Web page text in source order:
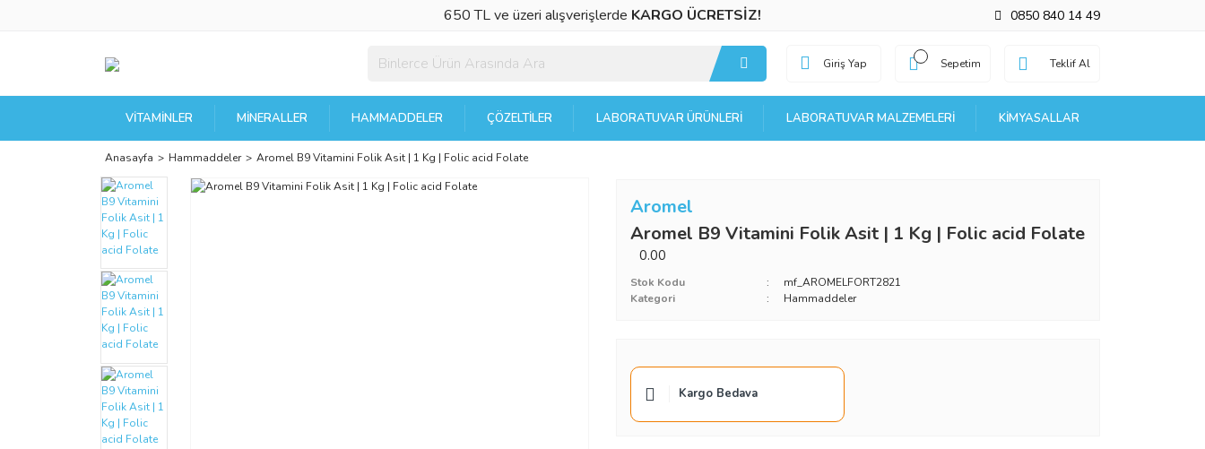
650 TL ve üzeri alışverişlerde KARGO ÜCRETSİZ! 0850 840 14 49
Giriş Yap Sepetim Teklif Al
VITAMINLER MINERALLER HAMMADDELER ÇÖZELTILER LABORATUVAR ÜRÜNLERI LABORATUVAR MALZEMELERI KIMYASALLAR
Anasayfa Hammaddeler Aromel B9 Vitamini Folik Asit | 1 Kg | Folic acid Folate
Aromel
Aromel B9 Vitamini Folik Asit | 1 Kg | Folic acid Folate
0.00
Stok Kodu
mf_AROMELFORT2821
Kategori
Hammaddeler
Kargo Bedava